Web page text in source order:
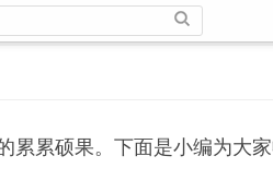
累硕果。下面是小编为大